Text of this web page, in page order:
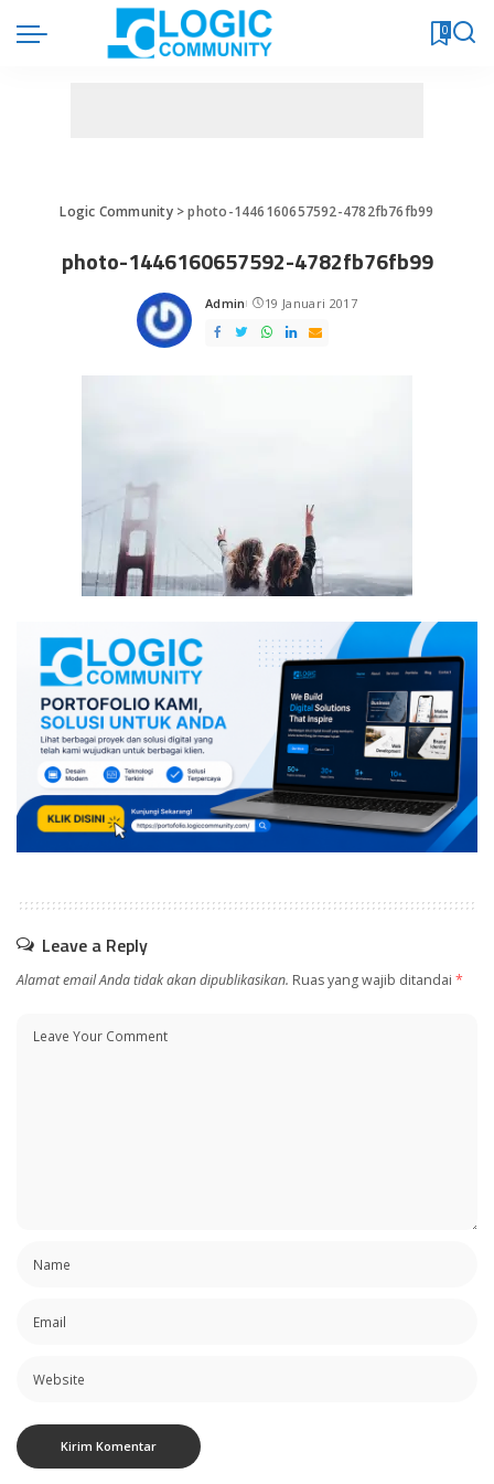
0
Logic Community>photo-1446160657592-4782fb76fb99
photo-1446160657592-4782fb76fb99
Posted
by
Admin 19 Januari 2017
Leave a Reply
Alamat email Anda tidak akan dipublikasikan. Ruas yang wajib ditandai *